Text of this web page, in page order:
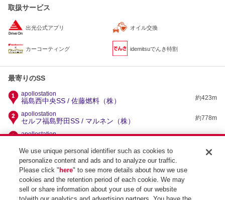
取扱サービス
出光公式アプリ オイル交換
カーコーティング idemitsuでんき特割
最寄りのSS
apollostation
福島西中央SS / 佐藤燃料（株） 約423m
apollostation
セルフ福島野田SS / マルネン（株） 約778m
apollostation
約2.1km
apollostation
福島西インターカーライフステーションSS / （株）鈴
木石油商会
apollostation
吾妻パーキングエリア下りSS / （株）東日本宇佐美
東北支店
We use unique personal identifier such as cookies to
personalize content and ads and to analyze our traffic.
Please click " here" to see more details about how we use
cookies and the retention period of each cookie. We may
sell or share information about your use of our website